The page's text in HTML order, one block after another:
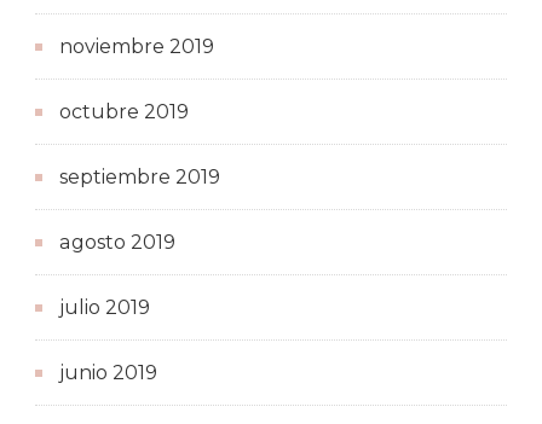
noviembre 2019
octubre 2019
septiembre 2019
agosto 2019
julio 2019
junio 2019